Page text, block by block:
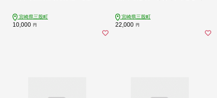
モ 鳥モモ 鳥もも 小分け 【MI433-t
r】【TRINITY】
宮崎県三股町
10,000 円
り物 贈物 御祝い お祝い【A-1702-b
o】【boofoowoo】
宮崎県三股町
22,000 円